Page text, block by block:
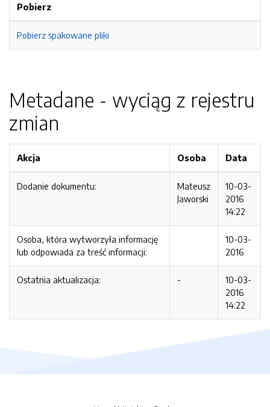
Pobierz
Pobierz spakowane pliki
Metadane - wyciąg z rejestru
zmian
Akcja Osoba Data
Dodanie dokumentu:
Mateusz
Jaworski
10-03-
2016
14:22
Osoba, która wytworzyła informację
lub odpowiada za treść informacji:
10-03-
2016
Ostatnia aktualizacja: -
10-03-
2016
14:22